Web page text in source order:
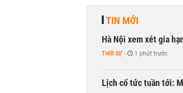
TIN MỚI
Hà Nội xem xét gia
THỜI SỰ - 1 phút trước
Lịch cổ tức tuần tới: